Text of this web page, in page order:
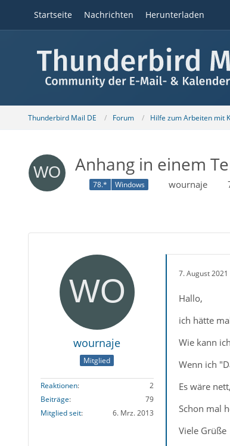
Startseite Nachrichten Herunterladen
Thunderbird Mail DE Forum Hilfe zum Arbeiten mit
Anhang in einem
78.* Windows wournaje
wournaje
Mitglied
Reaktionen
2
Beiträge
79
Mitglied seit
6. Mrz. 2013
7. August
Hallo,
ich hätte
Wie kann
Wenn ich
Es wäre
Schon mal
Viele Grüße